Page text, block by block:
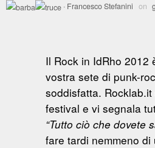
· Francesco Stefanini on
Il Rock in IdRho 2012
vostra sete di punk-
soddisfatta.
festival e vi segnala
“Tutto ciò che dovete
fare tardi nemmeno di